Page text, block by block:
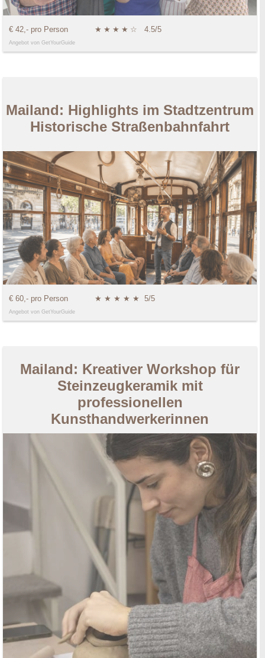
€ 42,- pro Person ★ ★ ★ ★ ☆ 4.5/5
Angebot von GetYourGuide
Mailand: Highlights im Stadtzentrum
Historische Straßenbahnfahrt
€ 60,- pro Person ★ ★ ★ ★ ★ 5/5
Angebot von GetYourGuide
Mailand: Kreativer Workshop für
Steinzeugkeramik mit
professionellen
Kunsthandwerkerinnen